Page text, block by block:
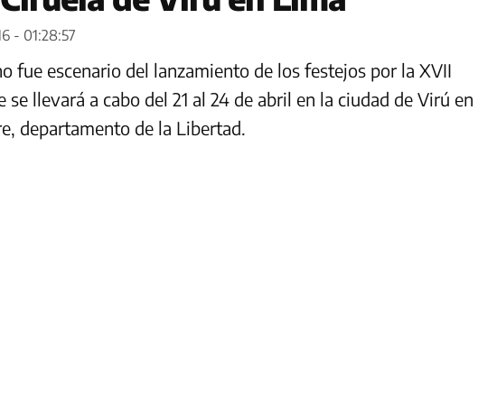
- 01:28:57
fue escenario del lanzamiento de los festejos por la XVII
se llevará a cabo del 21 al 24 de abril en la ciudad de Virú en
departamento de la Libertad.